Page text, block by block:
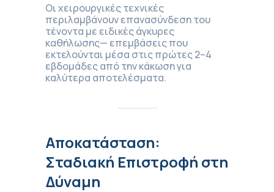
Οι χειρουργικές τεχνικές
περιλαμβάνουν επανασύνδεση του
τένοντα με ειδικές άγκυρες
καθήλωσης— επεμβάσεις που
εκτελούνται μέσα στις πρώτες 2–4
εβδομάδες από την κάκωση για
καλύτερα αποτελέσματα.
Αποκατάσταση:
Σταδιακή Επιστροφή στη
Δύναμη